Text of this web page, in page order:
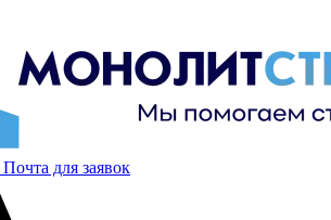
Почта для заявок